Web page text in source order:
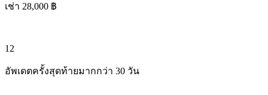
เช่า 28,000 ฿
12
อัพเดตครั้งสุดท้ายมากกว่า 30 วัน